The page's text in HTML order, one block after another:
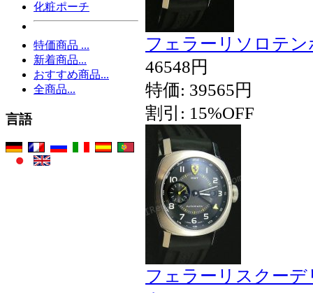
化粧ポーチ
特価商品 ...
新着商品...
おすすめ商品...
全商品...
言語
フェラーリソロテ
46548円
特価: 39565円
割引: 15%OFF
フェラーリスクー